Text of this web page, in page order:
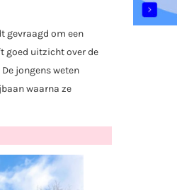
gevraagd om een
goed uitzicht over de
jongens weten
waarna ze